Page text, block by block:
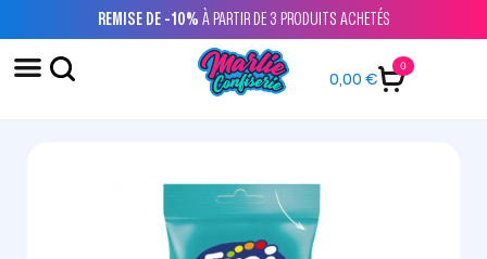
REMISE DE -10% À PARTIR DE 3 PRODUITS ACHETÉS
0,00€
0